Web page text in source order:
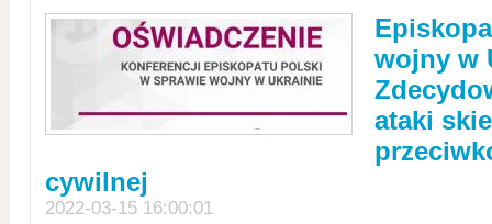
wojny w
ataki
cywilnej
2022-03-15 16:00:01